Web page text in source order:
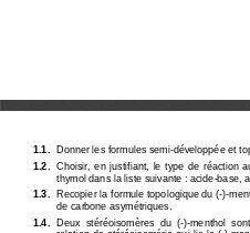
1.1. Donner les formules semi-développée et
1.2.
Choisir,  en  justifiant,  le  type  de  réaction
thymol dans la liste suivante : acide-base,
1.3.
Recopier la formule topologique du (-)-
de carbone asymétriques.
1.4.
Deux  stéréoisomères  du  (-)-menthol